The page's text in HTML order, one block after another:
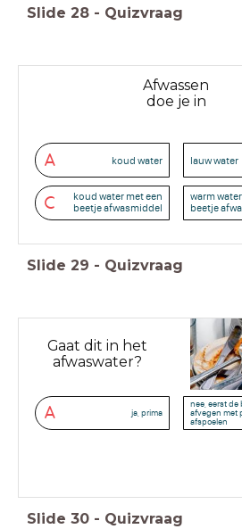
Slide 28 - Quizvraag
Afwassen
doe je in
A koud water lauw water
C
koud water met een
beetje afwasmiddel
warm
beetje
Slide 29 - Quizvraag
Gaat dit in het
afwaswater?
A ja, prima
nee, eerst de
afvegen met
afspoelen
Slide 30 - Quizvraag